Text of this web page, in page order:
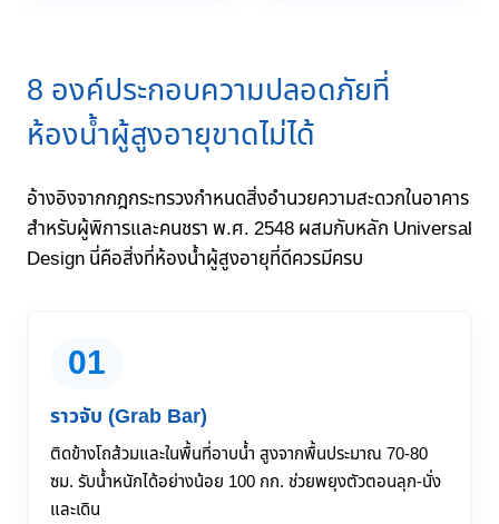
8 องค์ประกอบความปลอดภัยที่
ห้องน้ำผู้สูงอายุขาดไม่ได้
อ้างอิงจากกฎกระทรวงกำหนดสิ่งอำนวยความสะดวกในอาคาร
สำหรับผู้พิการและคนชรา พ.ศ. 2548 ผสมกับหลัก Universal
Design นี่คือสิ่งที่ห้องน้ำผู้สูงอายุที่ดีควรมีครบ
01
ราวจับ (Grab Bar)
ติดข้างโถส้วมและในพื้นที่อาบน้ำ สูงจากพื้นประมาณ 70-80
ซม. รับน้ำหนักได้อย่างน้อย 100 กก. ช่วยพยุงตัวตอนลุก-นั่ง
และเดิน